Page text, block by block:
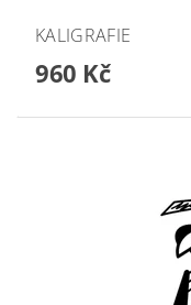
KALIGRAFIE
960 Kč